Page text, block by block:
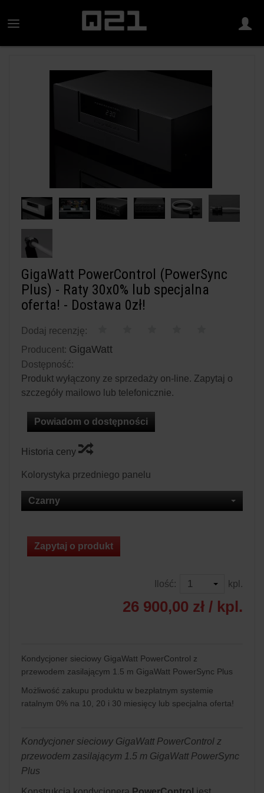
GigaWatt PowerControl (PowerSync
Plus) - Raty 30x0% lub specjalna
oferta! - Dostawa 0zł!
Dodaj recenzję:
Producent: GigaWatt
Dostępność:
Produkt wyłączony ze sprzedaży on-line. Zapytaj o
szczegóły mailowo lub telefonicznie.
Powiadom o dostępności
Historia ceny
Kolorystyka przedniego panelu
Czarny
Zapytaj o produkt
Ilość: kpl.
26 900,00 zł / kpl.
Kondycjoner sieciowy GigaWatt PowerControl z
przewodem zasilającym 1.5 m GigaWatt PowerSync Plus
Możliwość zakupu produktu w bezpłatnym systemie
ratalnym 0% na 10, 20 i 30 miesięcy lub specjalna oferta!
Kondycjoner sieciowy GigaWatt PowerControl z
przewodem zasilającym 1.5 m GigaWatt PowerSync
Plus